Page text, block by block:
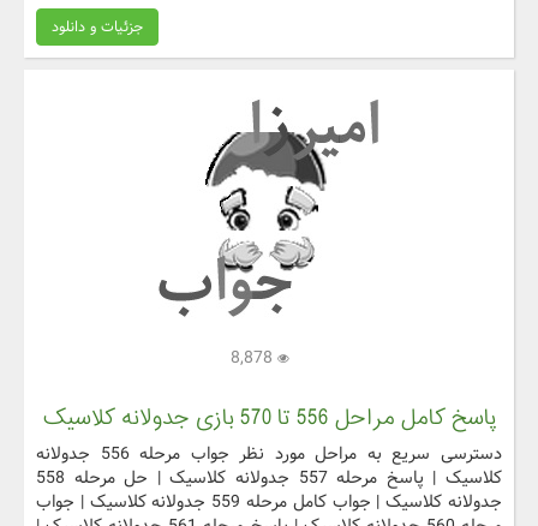
جزئیات و دانلود
پاسخ کامل مراحل 556 تا 570 بازی جدولانه کلاسیک
دسترسی سریع به مراحل مورد نظر جواب مرحله 556 جدولانه
کلاسیک | پاسخ مرحله 557 جدولانه کلاسیک | حل مرحله 558
جدولانه کلاسیک | جواب کامل مرحله 559 جدولانه کلاسیک | جواب